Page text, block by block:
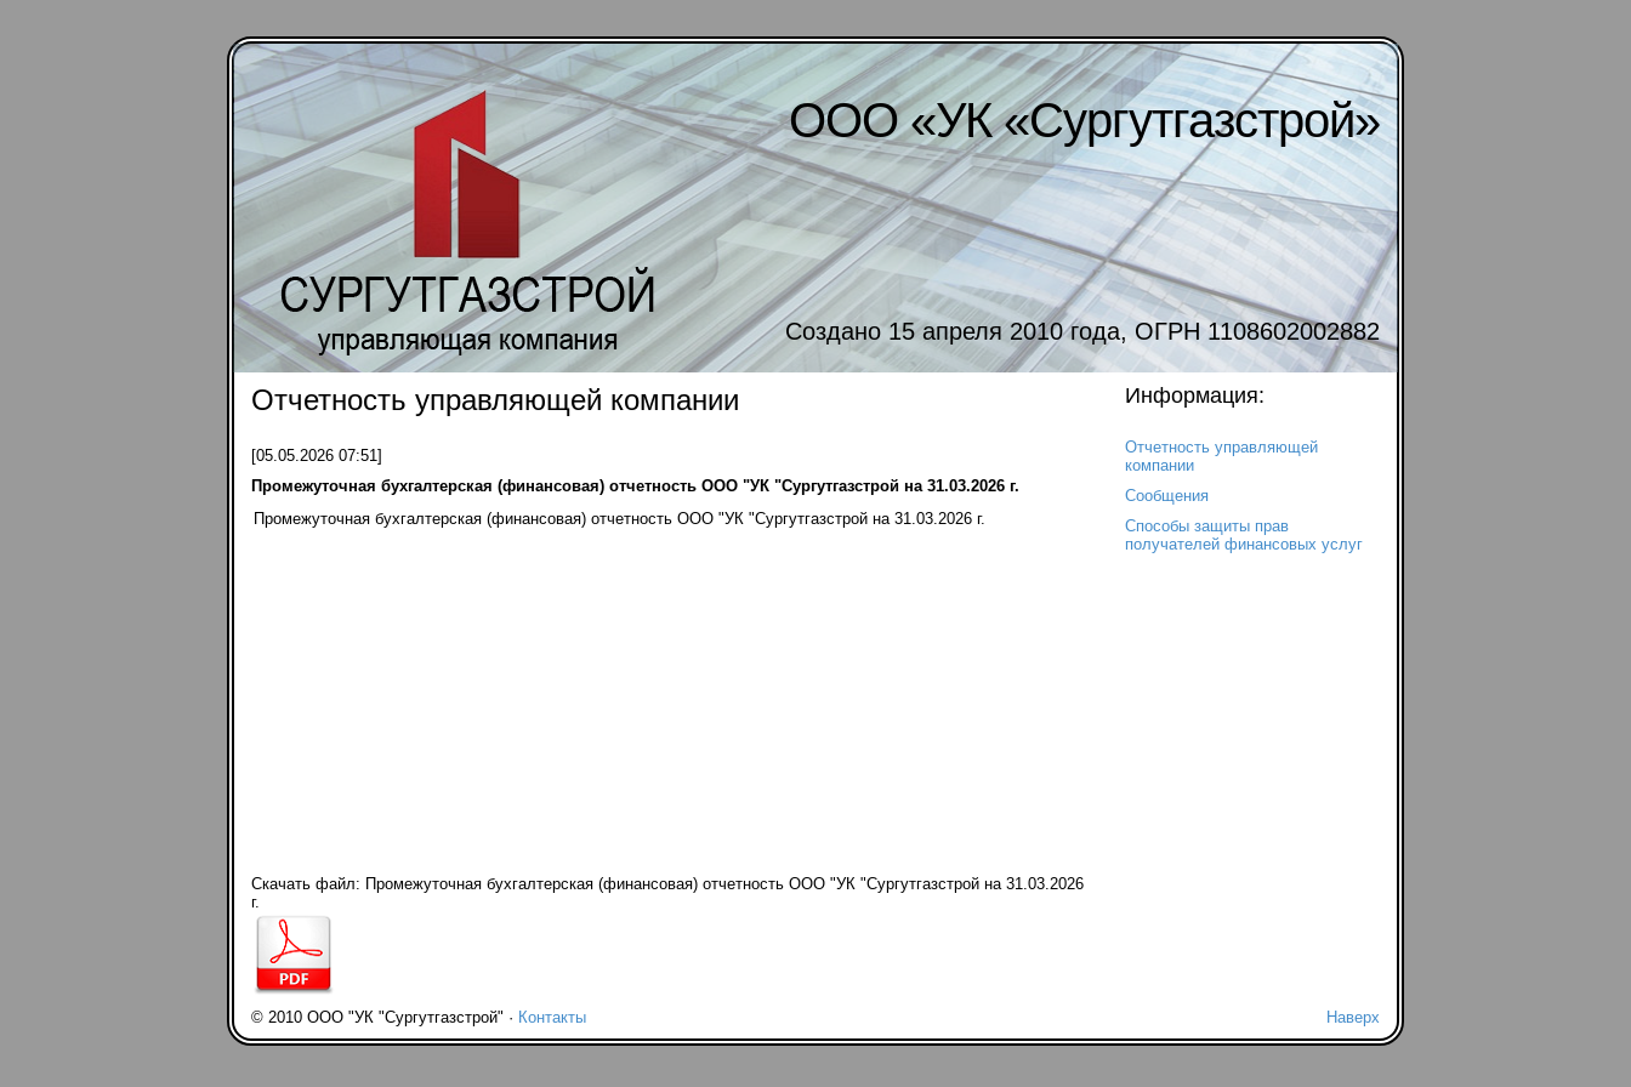
ООО «УК «Сургутгазстрой»
Создано 15 апреля 2010 года, ОГРН 1108602002882
Отчетность управляющей компании
[05.05.2026 07:51]
Промежуточная бухгалтерская (финансовая) отчетность ООО "УК "Сургутгазстрой на 31.03.2026 г.
Скачать файл: Промежуточная бухгалтерская (финансовая) отчетность ООО "УК "Сургутгазстрой на 31.03.2026
г.
Информация:
Отчетность управляющей
компании
Сообщения
Способы защиты прав
получателей финансовых услуг
Наверх
© 2010 ООО "УК "Сургутгазстрой" · Контакты